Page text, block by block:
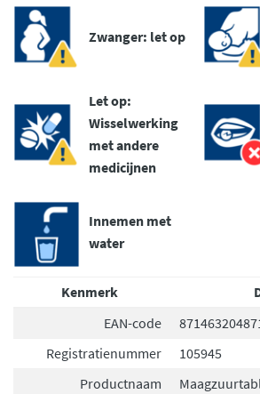
Zwanger: let op
Let op:
Wisselwerking
met andere
medicijnen
Innemen met
water
Kenmerk
EAN-code
Registratienummer
105945
Productnaam